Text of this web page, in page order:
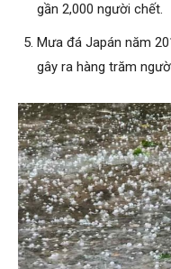
gần 2,000 người chết.
Mưa đá Japán năm
gây ra hàng trăm